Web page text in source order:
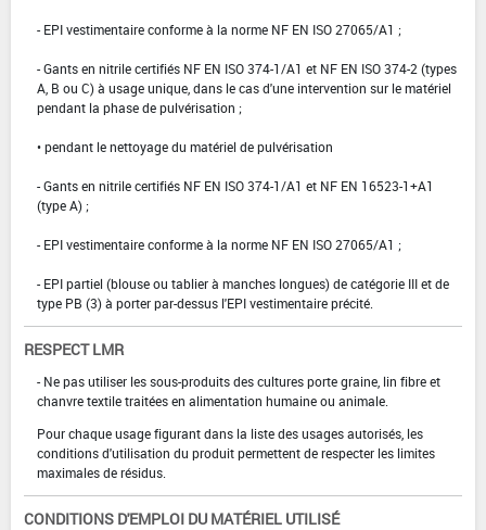
- EPI vestimentaire conforme à la norme NF EN ISO 27065/A1 ;
- Gants en nitrile certifiés NF EN ISO 374-1/A1 et NF EN ISO 374-2 (types
A, B ou C) à usage unique, dans le cas d'une intervention sur le matériel
pendant la phase de pulvérisation ;
• pendant le nettoyage du matériel de pulvérisation
- Gants en nitrile certifiés NF EN ISO 374-1/A1 et NF EN 16523-1+A1
(type A) ;
- EPI vestimentaire conforme à la norme NF EN ISO 27065/A1 ;
- EPI partiel (blouse ou tablier à manches longues) de catégorie III et de
type PB (3) à porter par-dessus l'EPI vestimentaire précité.
RESPECT LMR
- Ne pas utiliser les sous-produits des cultures porte graine, lin fibre et
chanvre textile traitées en alimentation humaine ou animale.
Pour chaque usage figurant dans la liste des usages autorisés, les
conditions d'utilisation du produit permettent de respecter les limites
maximales de résidus.
CONDITIONS D'EMPLOI DU MATÉRIEL UTILISÉ